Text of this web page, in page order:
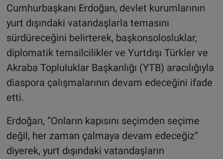
Cumhurbaşkanı Erdoğan, devlet kurumlarının
yurt dışındaki vatandaşlarla temasını
sürdüreceğini belirterek, başkonsolosluklar,
diplomatik temsilcilikler ve Yurtdışı Türkler ve
Akraba Topluluklar Başkanlığı (YTB) aracılığıyla
diaspora çalışmalarının devam edeceğini ifade
etti.
Erdoğan, “Onların kapısını seçimden seçime
değil, her zaman çalmaya devam edeceğiz”
diyerek, yurt dışındaki vatandaşların